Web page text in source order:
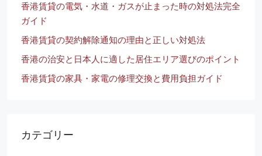
香港賃貸の電気・水道・ガスが止まった時の対処法完全
ガイド
香港賃貸の契約解除通知の理由と正しい対処法
香港の治安と日本人に適した居住エリア選びのポイント
香港賃貸の家具・家電の修理交換と費用負担ガイド
カテゴリー